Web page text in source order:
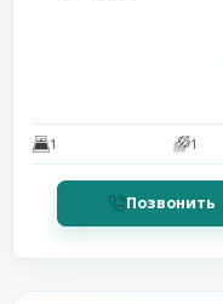
1 1
Позвонить